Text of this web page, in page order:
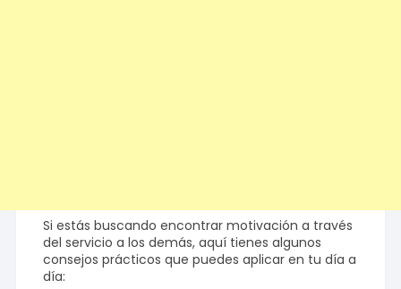
Si estás buscando encontrar motivación a través
del servicio a los demás, aquí tienes algunos
consejos prácticos que puedes aplicar en tu día a
día: